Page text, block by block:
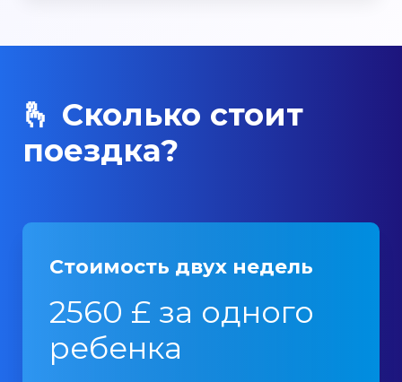
🫰 Сколько стоит
поездка?
Стоимость двух недель
2560 £ за одного
ребенка